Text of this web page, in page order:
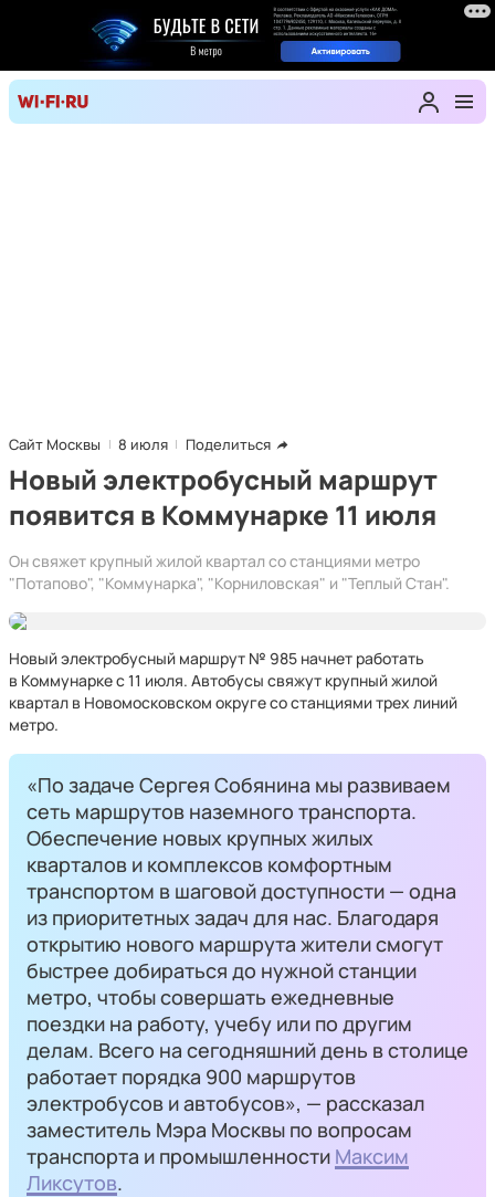
Сайт Москвы 8 июля Поделиться
Новый электробусный маршрут
появится в Коммунарке 11 июля
Он свяжет крупный жилой квартал со станциями метро
"Потапово", "Коммунарка", "Корниловская" и "Теплый Стан".
Новый электробусный маршрут № 985 начнет работать
в Коммунарке с 11 июля. Автобусы свяжут крупный жилой
квартал в Новомосковском округе со станциями трех линий
метро.
«По задаче Сергея Собянина мы развиваем
сеть маршрутов наземного транспорта.
Обеспечение новых крупных жилых
кварталов и комплексов комфортным
транспортом в шаговой доступности — одна
из приоритетных задач для нас. Благодаря
открытию нового маршрута жители смогут
быстрее добираться до нужной станции
метро, чтобы совершать ежедневные
поездки на работу, учебу или по другим
делам. Всего на сегодняшний день в столице
работает порядка 900 маршрутов
электробусов и автобусов», — рассказал
заместитель Мэра Москвы по вопросам
транспорта и промышленности Максим
Ликсутов.